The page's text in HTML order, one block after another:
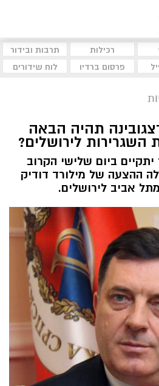
רכילות
תרבות ובידור
פרסום ברדיו לוח שידורים
תהיה הבאה
השגרירות לירושלים?
ביום שלישי הקרוב
ובו תעלה ההצעה של מילורד דודיק
אביב לירושלים.